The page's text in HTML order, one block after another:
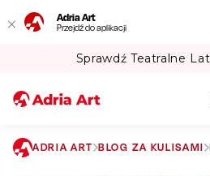
Adria Art
Przejdź do aplikacji
Sprawdź Teatralne
ADRIA ART BLOG ZA KULISAMI